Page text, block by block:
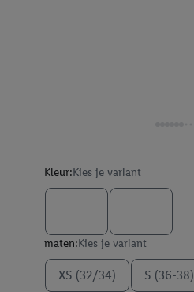
Kleur:Kies je variant
maten:Kies je variant
XS (32/34) S (36-38)